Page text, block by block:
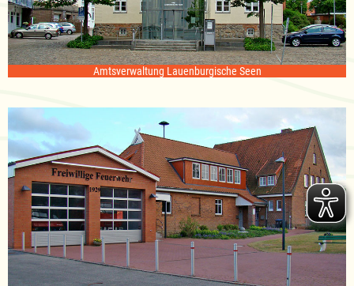
Amtsverwaltung Lauenburgische Seen